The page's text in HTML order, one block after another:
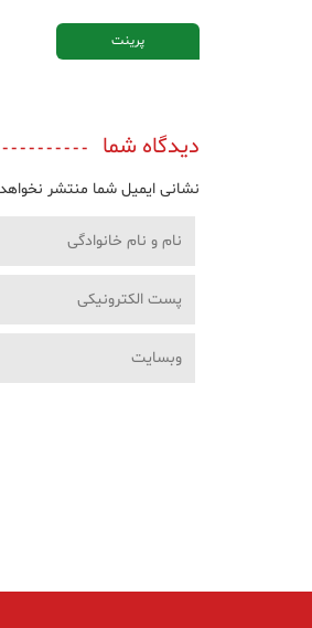
پرینت
دیدگاه شما
نشانی ایمیل شما منتشر